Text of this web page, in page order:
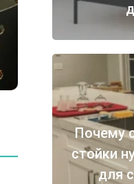
Почему
стойки
для